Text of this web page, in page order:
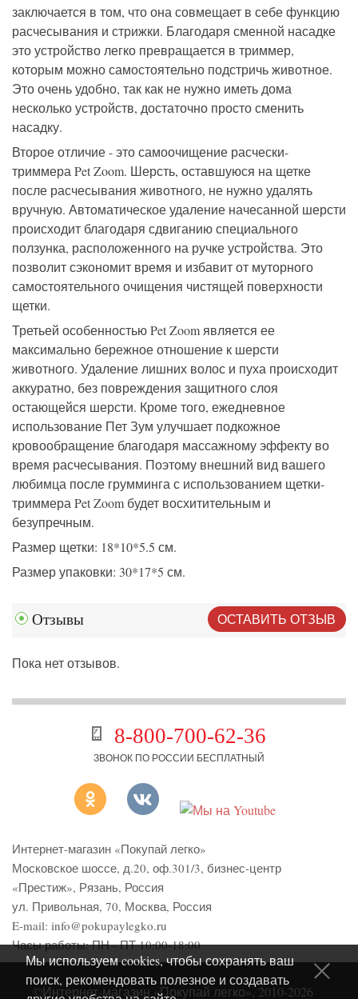
заключается в том, что она совмещает в себе функцию
расчесывания и стрижки. Благодаря сменной насадке
это устройство легко превращается в триммер,
которым можно самостоятельно подстричь животное.
Это очень удобно, так как не нужно иметь дома
несколько устройств, достаточно просто сменить
насадку.
Второе отличие - это самоочищение расчески-
триммера Pet Zoom. Шерсть, оставшуюся на щетке
после расчесывания животного, не нужно удалять
вручную. Автоматическое удаление начесанной шерсти
происходит благодаря сдвиганию специального
ползунка, расположенного на ручке устройства. Это
позволит сэкономит время и избавит от муторного
самостоятельного очищения чистящей поверхности
щетки.
Третьей особенностью Pet Zoom является ее
максимально бережное отношение к шерсти
животного. Удаление лишних волос и пуха происходит
аккуратно, без повреждения защитного слоя
остающейся шерсти. Кроме того, ежедневное
использование Пет Зум улучшает подкожное
кровообращение благодаря массажному эффекту во
время расчесывания. Поэтому внешний вид вашего
любимца после грумминга с использованием щетки-
триммера Pet Zoom будет восхитительным и
безупречным.
Размер щетки: 18*10*5.5 см.
Размер упаковки: 30*17*5 см.
Отзывы ОСТАВИТЬ ОТЗЫВ
Пока нет отзывов.
8-800-700-62-36
ЗВОНОК ПО РОССИИ БЕСПЛАТНЫЙ
Интернет-магазин «Покупай легко»
Московское шоссе, д.20, оф.301/3, бизнес-центр
«Престиж», Рязань, Россия
ул. Привольная, 70, Москва, Россия
E-mail: info@pokupaylegko.ru
Часы работы:ПН - ПТ 10:00-18:00
©Интернет-магазин «Покупай легко», 2010-2026
Мы используем cookies, чтобы сохранять ваш
поиск, рекомендовать полезное и создавать